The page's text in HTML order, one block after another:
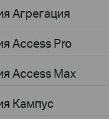
Агрегация
Access Pro
Access Max
Кампус